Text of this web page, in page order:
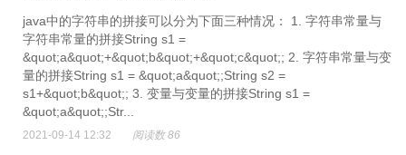
java中的字符串的拼接可以分为下面三种情况： 1. 字符串常量与
字符串常量的拼接String s1 =
&quot;a&quot;+&quot;b&quot;+&quot;c&quot;; 2. 字符串常量与变
量的拼接String s1 = &quot;a&quot;;String s2 =
s1+&quot;b&quot;; 3. 变量与变量的拼接String s1 =
&quot;a&quot;;Str...
2021-09-14 12:32 阅读数 86